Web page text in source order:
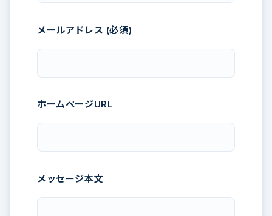
メールアドレス (必須)
ホームページURL
メッセージ本文